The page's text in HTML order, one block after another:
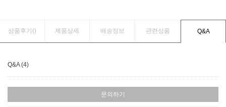
상품후기() 제품상세 배송정보 관련상품 Q&A
Q&A (4)
문의하기